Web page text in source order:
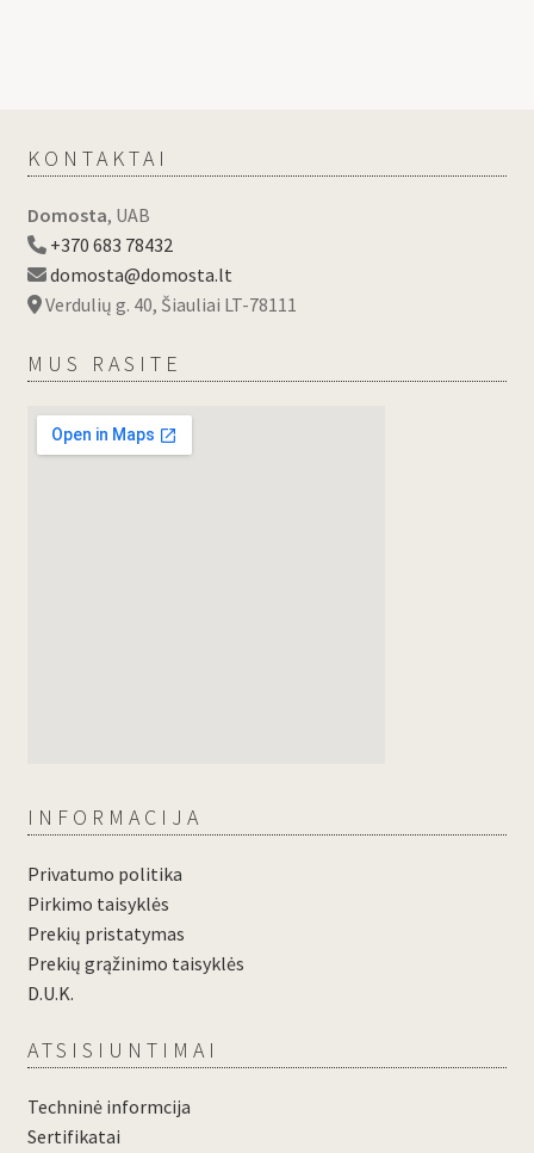
KONTAKTAI
Domosta, UAB
+370 683 78432
domosta@domosta.lt
Verdulių g. 40, Šiauliai LT-78111
MUS RASITE
INFORMACIJA
Privatumo politika
Pirkimo taisyklės
Prekių pristatymas
Prekių grąžinimo taisyklės
D.U.K.
ATSISIUNTIMAI
Techninė informcija
Sertifikatai